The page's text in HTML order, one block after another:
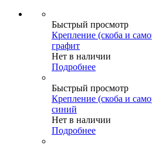
Быстрый просмотр
Крепление (скоба и
графит
Нет в наличии
Подробнее
Быстрый просмотр
Крепление (скоба и
синий
Нет в наличии
Подробнее